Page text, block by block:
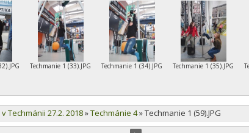
Techmanie 1 (33).JPG Techmanie 1 (34).JPG Techmanie 1 (35).JPG
Techmánii 27.2. 2018»Techmánie 4»Techmanie 1 (59).JPG